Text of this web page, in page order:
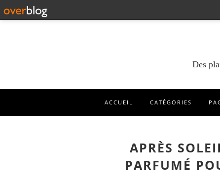
Des
ACCUEIL CATÉGORIES
APRÈS
PARFUMÉ